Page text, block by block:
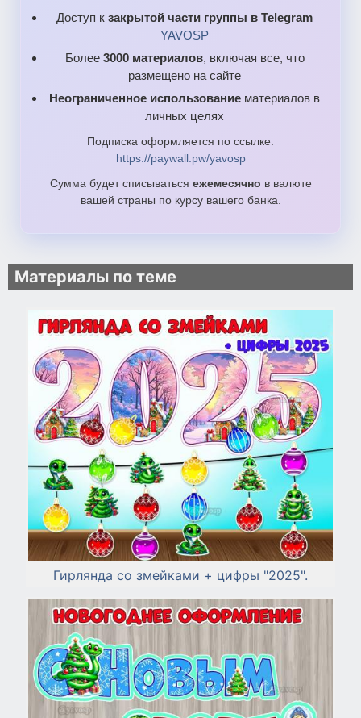
Доступ к закрытой части группы в Telegram
YAVOSP
Более 3000 материалов, включая все, что
размещено на сайте
Неограниченное использование материалов в
личных целях
Подписка оформляется по ссылке:
https://paywall.pw/yavosp
Сумма будет списываться ежемесячно в валюте
вашей страны по курсу вашего банка.
Материалы по теме
Гирлянда со змейками + цифры "2025".